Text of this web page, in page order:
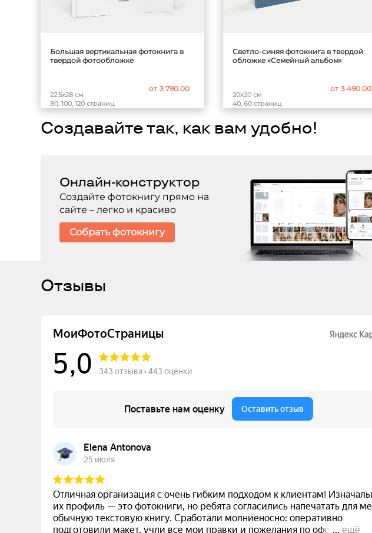
Большая вертикальная фотокнига в
твердой фотообложке
от 3 790.00
22.5х28 см
80, 100, 120 страниц
Светло-синяя фотокнига в твердой
обложке «Семейный альбом»
от 3 490.00
20х20 см
40, 60 страниц
Создавайте так, как вам удобно!
Онлайн-конструктор
Создайте фотокнигу прямо на
сайте – легко и красиво
Собрать фотокнигу
Отзывы